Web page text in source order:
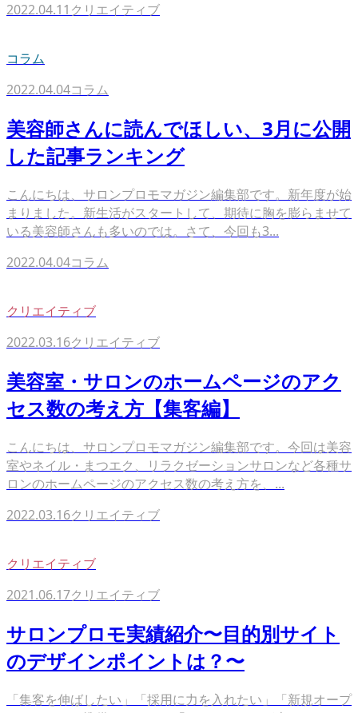
2022.04.11 クリエイティブ
コラム
2022.04.04コラム
美容師さんに読んでほしい、3月に公開
した記事ランキング
こんにちは、サロンプロモマガジン編集部です。新年度が始
まりました。新生活がスタートして、期待に胸を膨らませて
いる美容師さんも多いのでは。さて、今回も3...
2022.04.04コラム
クリエイティブ
2022.03.16クリエイティブ
美容室・サロンのホームページのアク
セス数の考え方【集客編】
こんにちは、サロンプロモマガジン編集部です。今回は美容
室やネイル・まつエク、リラクゼーションサロンなど各種サ
ロンのホームページのアクセス数の考え方を、...
2022.03.16クリエイティブ
クリエイティブ
2021.06.17クリエイティブ
サロンプロモ実績紹介〜目的別サイト
のデザインポイントは？〜
「集客を伸ばしたい」「採用に力を入れたい」「新規オープ